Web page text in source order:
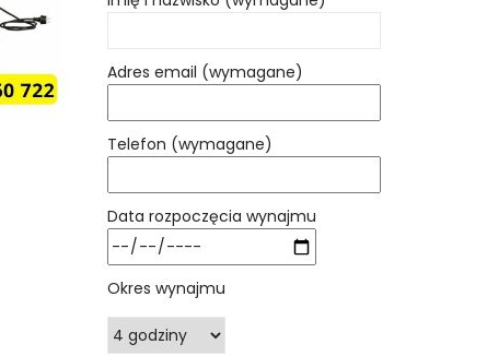
Adres email (wymagane)
Telefon (wymagane)
Data rozpoczęcia wynajmu
Okres wynajmu